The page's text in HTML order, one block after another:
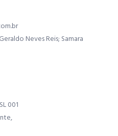
Neves Reis; Samara
001